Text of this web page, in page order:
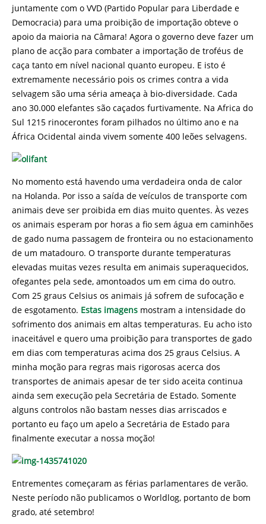
juntamente com o VVD (Partido Popular para Liberdade e
Democracia) para uma proibição de importação obteve o
apoio da maioria na Câmara! Agora o governo deve fazer um
plano de acção para combater a importação de troféus de
caça tanto em nível nacional quanto europeu. E isto é
extremamente necessário pois os crimes contra a vida
selvagem são uma séria ameaça à bio-diversidade. Cada
ano 30.000 elefantes são caçados furtivamente. Na Africa do
Sul 1215 rinocerontes foram pilhados no último ano e na
África Ocidental ainda vivem somente 400 leões selvagens.
No momento está havendo uma verdadeira onda de calor
na Holanda. Por isso a saída de veículos de transporte com
animais deve ser proibida em dias muito quentes. Às vezes
os animais esperam por horas a fio sem água em caminhões
de gado numa passagem de fronteira ou no estacionamento
de um matadouro. O transporte durante temperaturas
elevadas muitas vezes resulta em animais superaquecidos,
ofegantes pela sede, amontoados um em cima do outro.
Com 25 graus Celsius os animais já sofrem de sufocação e
de esgotamento. Estas imagens mostram a intensidade do
sofrimento dos animais em altas temperaturas. Eu acho isto
inaceitável e quero uma proibição para transportes de gado
em dias com temperaturas acima dos 25 graus Celsius. A
minha moção para regras mais rigorosas acerca dos
transportes de animais apesar de ter sido aceita continua
ainda sem execução pela Secretária de Estado. Somente
alguns controlos não bastam nesses dias arriscados e
portanto eu faço um apelo a Secretária de Estado para
finalmente executar a nossa moção!
Entrementes começaram as férias parlamentares de verão.
Neste período não publicamos o Worldlog, portanto de bom
grado, até setembro!